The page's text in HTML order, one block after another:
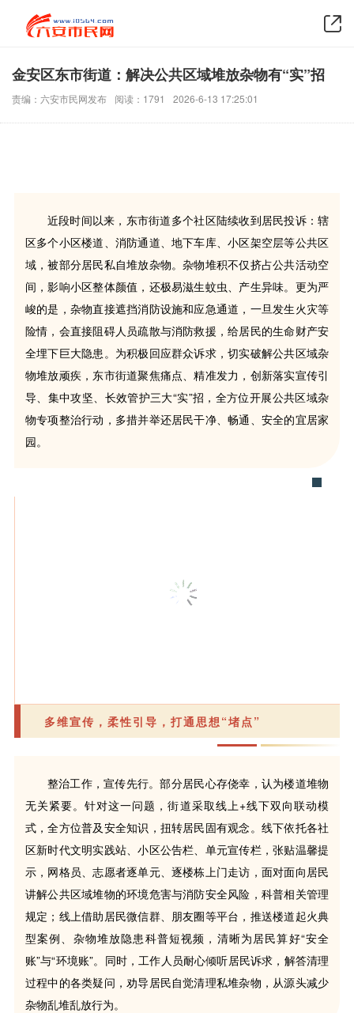
金安区东市街道：解决公共区域堆放杂物有“实”招
责编：六安市民网发布 阅读：1791 2026-6-13 17:25:01
近段时间以来，东市街道多个社区陆续收到居民投诉：辖
区多个小区楼道、消防通道、地下车库、小区架空层等公共区
域，被部分居民私自堆放杂物。杂物堆积不仅挤占公共活动空
间，影响小区整体颜值，还极易滋生蚊虫、产生异味。更为严
峻的是，杂物直接遮挡消防设施和应急通道，一旦发生火灾等
险情，会直接阻碍人员疏散与消防救援，给居民的生命财产安
全埋下巨大隐患。为积极回应群众诉求，切实破解公共区域杂
物堆放顽疾，东市街道聚焦痛点、精准发力，创新落实宣传引
导、集中攻坚、长效管护三大“实”招，全方位开展公共区域杂
物专项整治行动，多措并举还居民干净、畅通、安全的宜居家
园。
多维宣传，柔性引导，打通思想“堵点”
整治工作，宣传先行。部分居民心存侥幸，认为楼道堆物
无关紧要。针对这一问题，街道采取线上+线下双向联动模
式，全方位普及安全知识，扭转居民固有观念。线下依托各社
区新时代文明实践站、小区公告栏、单元宣传栏，张贴温馨提
示，网格员、志愿者逐单元、逐楼栋上门走访，面对面向居民
讲解公共区域堆物的环境危害与消防安全风险，科普相关管理
规定；线上借助居民微信群、朋友圈等平台，推送楼道起火典
型案例、杂物堆放隐患科普短视频，清晰为居民算好“安全
账”与“环境账”。同时，工作人员耐心倾听居民诉求，解答清理
过程中的各类疑问，劝导居民自觉清理私堆杂物，从源头减少
杂物乱堆乱放行为。